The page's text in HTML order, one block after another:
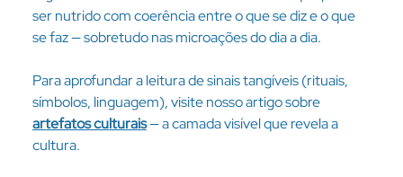
ser nutrido com coerência entre o que se diz e o que
se faz — sobretudo nas microações do dia a dia.
Para aprofundar a leitura de sinais tangíveis (rituais,
símbolos, linguagem), visite nosso artigo sobre
artefatos culturais — a camada visível que revela a
cultura.